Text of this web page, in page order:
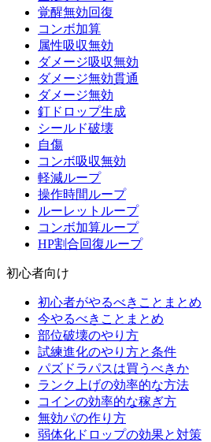
覚醒無効回復
コンボ加算
属性吸収無効
ダメージ吸収無効
ダメージ無効貫通
ダメージ無効
釘ドロップ生成
シールド破壊
自傷
コンボ吸収無効
軽減ループ
操作時間ループ
ルーレットループ
コンボ加算ループ
HP割合回復ループ
初心者向け
初心者がやるべきことまとめ
今やるべきことまとめ
部位破壊のやり方
試練進化のやり方と条件
パズドラパスは買うべきか
ランク上げの効率的な方法
コインの効率的な稼ぎ方
無効パの作り方
弱体化ドロップの効果と対策